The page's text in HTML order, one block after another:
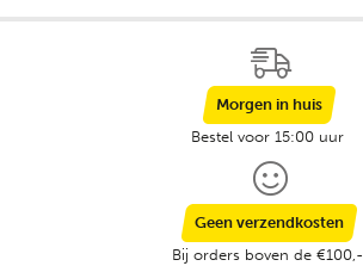
Morgen in huis
Bestel voor 15:00 uur
Geen verzendkosten
Bij orders boven de €100,-